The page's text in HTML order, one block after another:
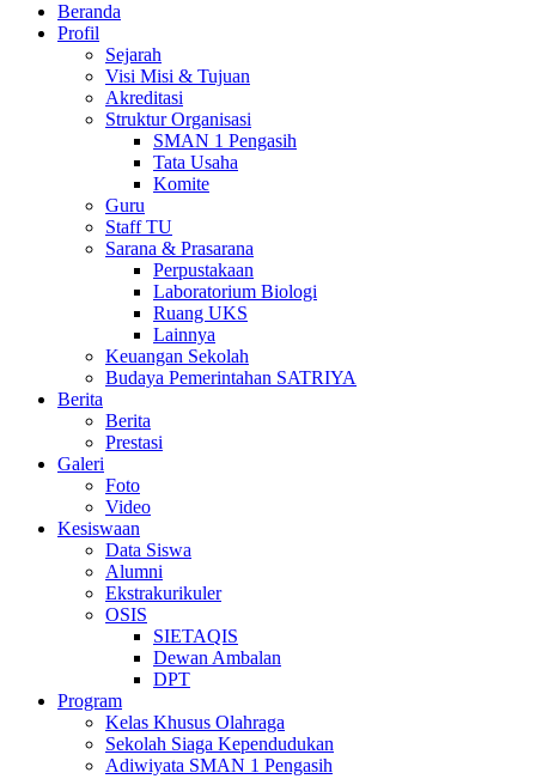
Beranda
Profil
Sejarah
Visi Misi & Tujuan
Akreditasi
Struktur Organisasi
SMAN 1 Pengasih
Tata Usaha
Komite
Guru
Staff TU
Sarana & Prasarana
Perpustakaan
Laboratorium Biologi
Ruang UKS
Lainnya
Keuangan Sekolah
Budaya Pemerintahan SATRIYA
Berita
Berita
Prestasi
Galeri
Foto
Video
Kesiswaan
Data Siswa
Alumni
Ekstrakurikuler
OSIS
SIETAQIS
Dewan Ambalan
DPT
Program
Kelas Khusus Olahraga
Sekolah Siaga Kependudukan
Adiwiyata SMAN 1 Pengasih